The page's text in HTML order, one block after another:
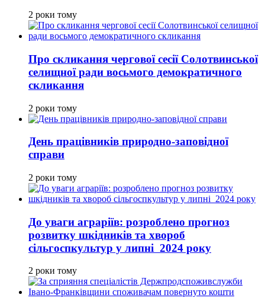
2 роки тому
Про скликання чергової сесії Солотвинської
селищної ради восьмого демократичного
скликання
2 роки тому
День працівників природно-заповідної
справи
2 роки тому
До уваги аграріїв: розроблено прогноз
розвитку шкідників та хвороб
сільгоспкультур у липні 2024 року
2 роки тому